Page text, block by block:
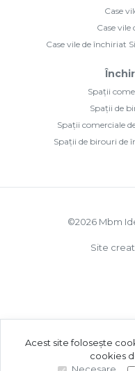
Case
Case
Case vile de închiriat
Spații
Spații de
Spații comerciale
Spații de birouri de
©2026 Mbm
Site
Acest site folosește
cookies